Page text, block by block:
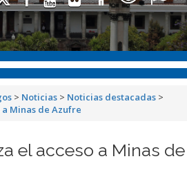
> Noticias > Noticias destacadas >
Minas de Azufre
el acceso a Minas de